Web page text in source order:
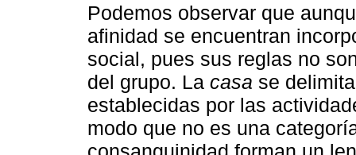
Podemos observar que
afinidad se encuentran
social, pues sus reglas no
del grupo. La casa se
establecidas por las
modo que no es una